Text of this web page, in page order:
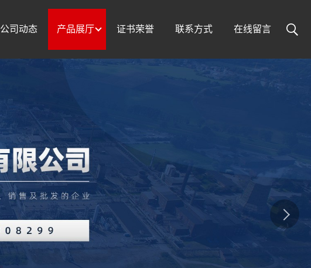
公司动态 产品展厅 证书荣誉 联系方式 在线留言